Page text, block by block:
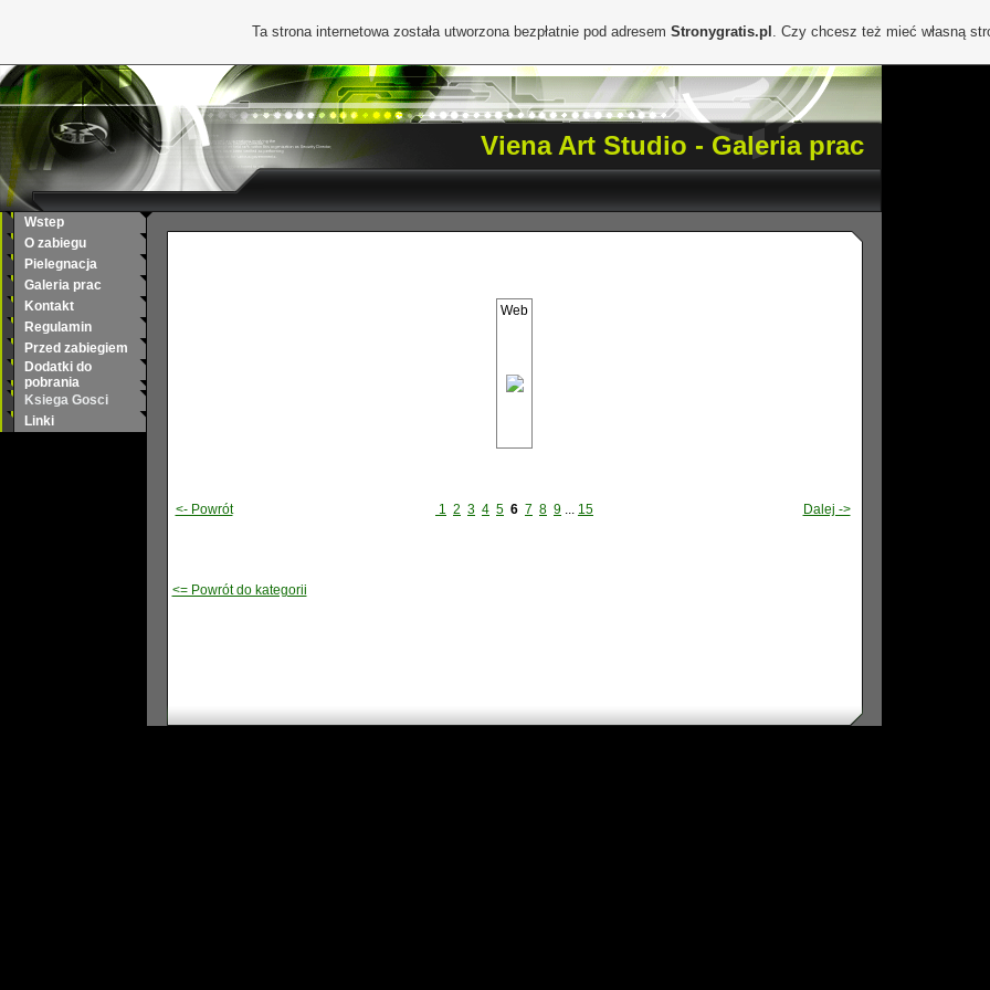
Viena Art Studio - Galeria prac
Wstep
O zabiegu
Pielegnacja
Galeria prac
Kontakt
Regulamin
Przed zabiegiem
Dodatki do
pobrania
Ksiega Gosci
Linki
Web
<- Powrót 1 2 3 4 5 6 7 8 9 ... 15 Dalej ->
<= Powrót do kategorii
Ta strona internetowa została utworzona bezpłatnie pod adresem Stronygratis.pl . Czy chcesz też mieć własną